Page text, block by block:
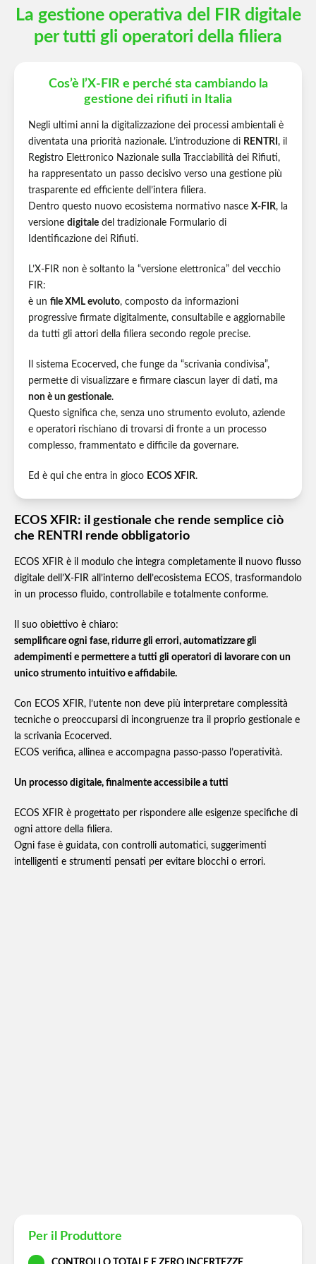
La gestione operativa del FIR digitale
per tutti gli operatori della filiera
Cos’è l’X‑FIR e perché sta cambiando la
gestione dei rifiuti in Italia
Negli ultimi anni la digitalizzazione dei processi ambientali è
diventata una priorità nazionale. L’introduzione di RENTRI , il
Registro Elettronico Nazionale sulla Tracciabilità dei Rifiuti,
ha rappresentato un passo decisivo verso una gestione più
trasparente ed efficiente dell’intera filiera.
Dentro questo nuovo ecosistema normativo nasce X‑FIR, la
versione digitale del tradizionale Formulario di
Identificazione dei Rifiuti.
L’X‑FIR non è soltanto la “versione elettronica” del vecchio
FIR:
è un file XML evoluto, composto da informazioni
progressive firmate digitalmente, consultabile e aggiornabile
da tutti gli attori della filiera secondo regole precise.
Il sistema Ecocerved, che funge da “scrivania condivisa”,
permette di visualizzare e firmare ciascun layer di dati, ma
non è un gestionale.
Questo significa che, senza uno strumento evoluto, aziende
e operatori rischiano di trovarsi di fronte a un processo
complesso, frammentato e difficile da governare.
Ed è qui che entra in gioco ECOS XFIR.
ECOS XFIR: il gestionale che rende semplice ciò
che RENTRI rende obbligatorio
ECOS XFIR è il modulo che integra completamente il nuovo flusso
digitale dell’X‑FIR all’interno dell’ecosistema ECOS, trasformandolo
in un processo fluido, controllabile e totalmente conforme.
Il suo obiettivo è chiaro:
semplificare ogni fase, ridurre gli errori, automatizzare gli
adempimenti e permettere a tutti gli operatori di lavorare con un
unico strumento intuitivo e affidabile.
Con ECOS XFIR, l’utente non deve più interpretare complessità
tecniche o preoccuparsi di incongruenze tra il proprio gestionale e
la scrivania Ecocerved.
ECOS verifica, allinea e accompagna passo‑passo l’operatività.
Un processo digitale, finalmente accessibile a tutti
ECOS XFIR è progettato per rispondere alle esigenze specifiche di
ogni attore della filiera.
Ogni fase è guidata, con controlli automatici, suggerimenti
intelligenti e strumenti pensati per evitare blocchi o errori.
Per il Produttore